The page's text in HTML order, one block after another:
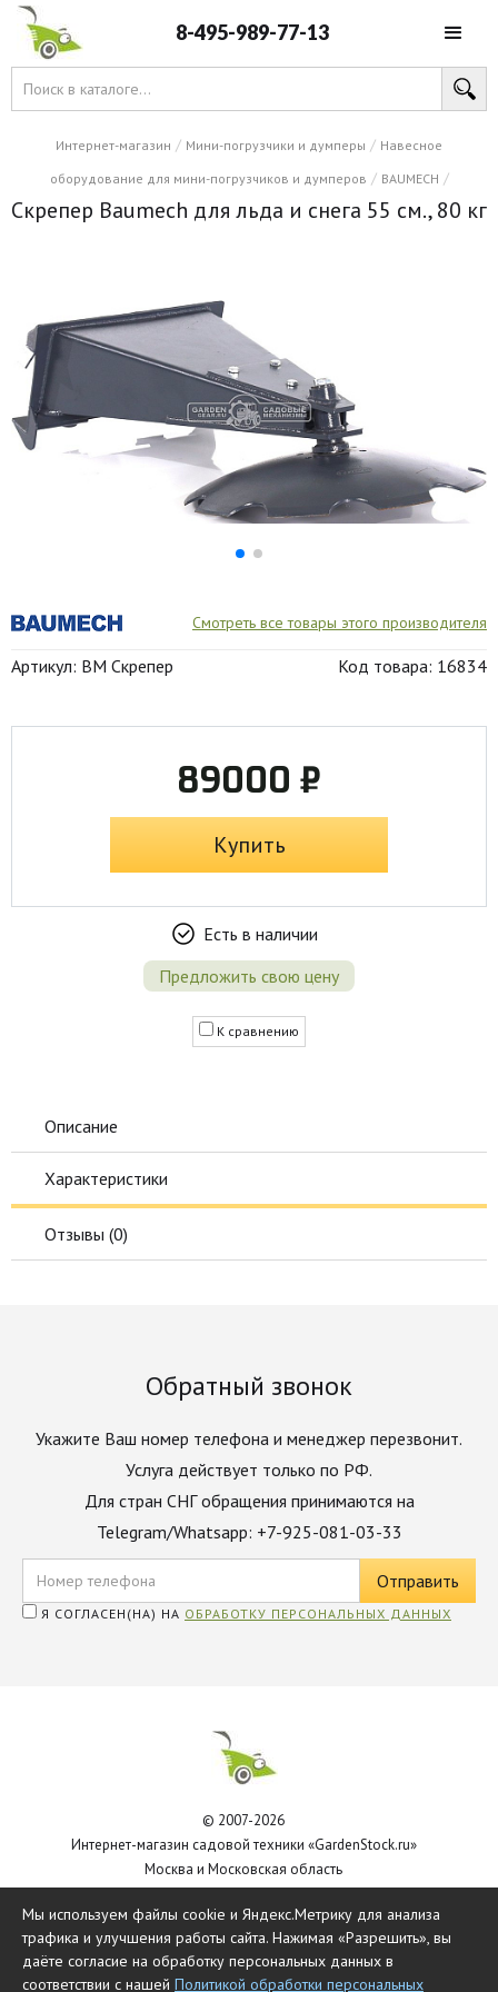
8-495-989-77-13
Интернет-магазин / Мини-погрузчики и думперы / Навесное
оборудование для мини-погрузчиков и думперов / BAUMECH /
Скрепер Baumech для льда и снега 55 см., 80 кг
Смотреть все товары этого производителя
Артикул: BM Скрепер Код товара: 16834
89000 ₽
Купить
Есть в наличии
Предложить свою цену
К сравнению
Описание
Характеристики
Отзывы (0)
Обратный звонок
Укажите Ваш номер телефона и менеджер перезвонит.
Услуга действует только по РФ.
Для стран СНГ обращения принимаются на
Telegram/Whatsapp: +7-925-081-03-33
Я СОГЛАСЕН(НА) НА ОБРАБОТКУ ПЕРСОНАЛЬНЫХ ДАННЫХ
© 2007-2026
Интернет-магазин садовой техники «GardenStock.ru»
Москва и Московская область
Мы используем файлы cookie и Яндекс.Метрику для анализа
трафика и улучшения работы сайта. Нажимая «Разрешить», вы
даёте согласие на обработку персональных данных в
соответствии с нашей Политикой обработки персональных